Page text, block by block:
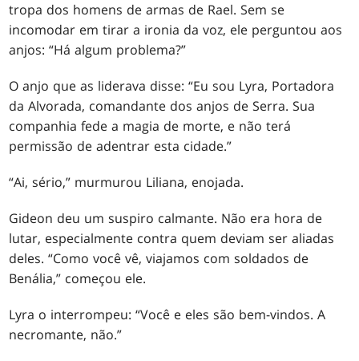
tropa dos homens de armas de Rael. Sem se
incomodar em tirar a ironia da voz, ele perguntou aos
anjos: “Há algum problema?”
O anjo que as liderava disse: “Eu sou Lyra, Portadora
da Alvorada, comandante dos anjos de Serra. Sua
companhia fede a magia de morte, e não terá
permissão de adentrar esta cidade.”
“Ai, sério,” murmurou Liliana, enojada.
Gideon deu um suspiro calmante. Não era hora de
lutar, especialmente contra quem deviam ser aliadas
deles. “Como você vê, viajamos com soldados de
Benália,” começou ele.
Lyra o interrompeu: “Você e eles são bem-vindos. A
necromante, não.”